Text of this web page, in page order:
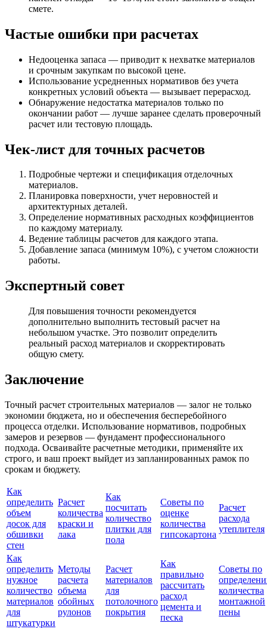
смете.
Частые ошибки при расчетах
Недооценка запаса — приводит к нехватке материалов
и срочным закупкам по высокой цене.
Использование усредненных нормативов без учета
конкретных условий объекта — вызывает перерасход.
Обнаружение недостатка материалов только по
окончании работ — лучше заранее сделать проверочный
расчет или тестовую площадь.
Чек-лист для точных расчетов
Подробные чертежи и спецификация отделочных
материалов.
Планировка поверхности, учет неровностей и
архитектурных деталей.
Определение нормативных расходных коэффициентов
по каждому материалу.
Ведение таблицы расчетов для каждого этапа.
Добавление запаса (минимум 10%), с учетом сложности
работы.
Экспертный совет
Для повышения точности рекомендуется
дополнительно выполнить тестовый расчет на
небольшом участке. Это позволит определить
реальный расход материалов и скорректировать
общую смету.
Заключение
Точный расчет строительных материалов — залог не только
экономии бюджета, но и обеспечения бесперебойного
процесса отделки. Использование нормативов, подробных
замеров и резервов — фундамент профессионального
подхода. Осваивайте расчетные методики, применяйте их
строго, и ваш проект выйдет из запланированных рамок по
срокам и бюджету.
Как
определить
объем
досок для
обшивки
стен
Расчет
количества
краски и
лака
Как
посчитать
количество
плитки для
пола
Советы по
оценке
количества
гипсокартона
Расчет
расхода
утеплителя
Как
определить
нужное
количество
материалов
для
штукатурки
Методы
расчета
объема
обойных
рулонов
Расчет
материалов
для
потолочного
покрытия
Как
правильно
рассчитать
расход
цемента и
песка
Советы по
количества
монтажной
пены